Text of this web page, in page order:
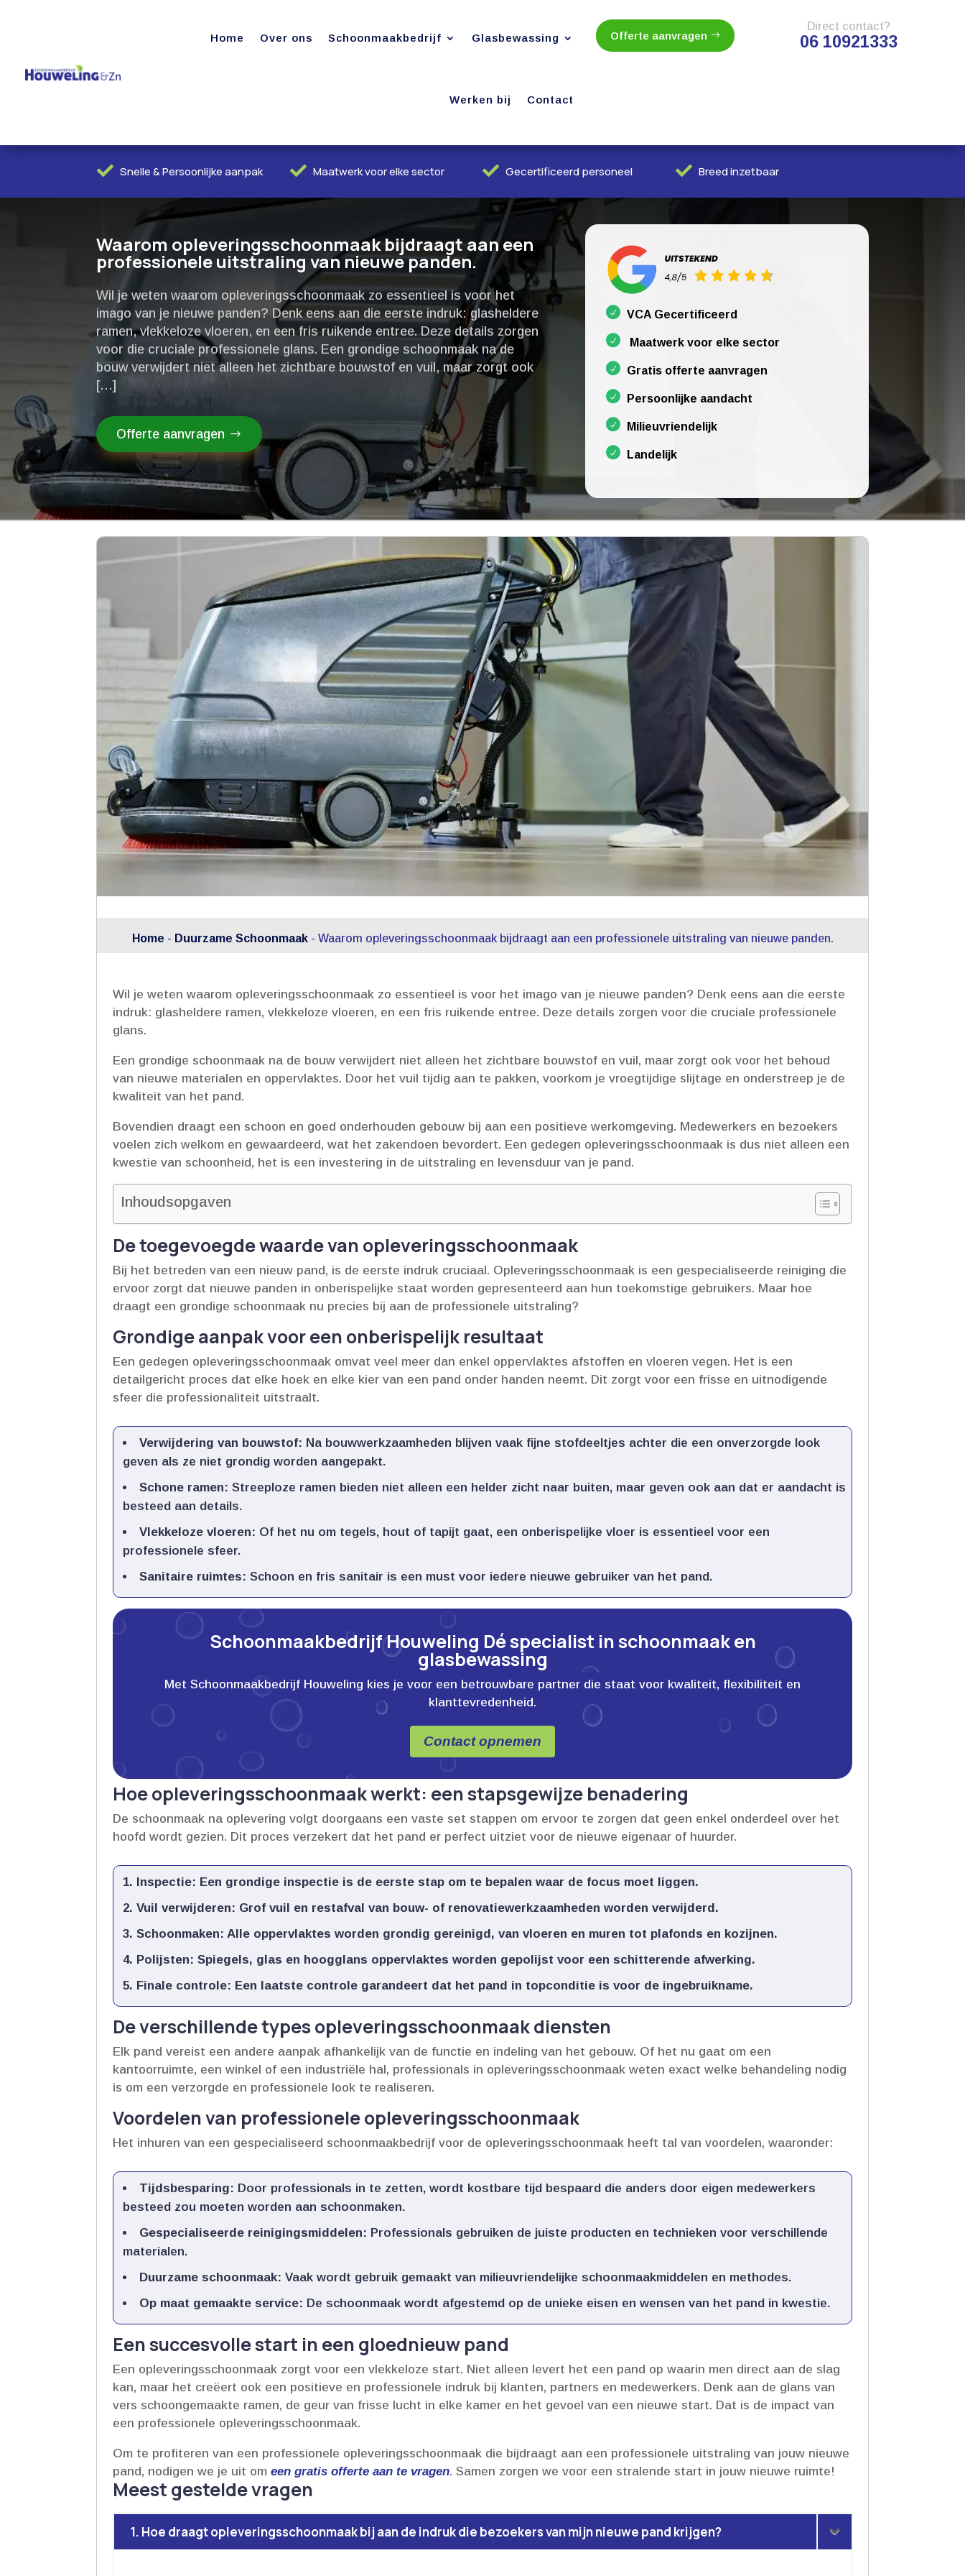
Home Over ons Schoonmaakbedrijf Glasbewassing
Werken bij Contact
Offerte aanvragen
Direct contact?
06 10921333
 Snelle & Persoonlijke aanpak  Maatwerk voor elke sector  Gecertificeerd personeel  Breed inzetbaar
Waarom opleveringsschoonmaak bijdraagt aan een
professionele uitstraling van nieuwe panden.​
Wil je weten waarom opleveringsschoonmaak zo essentieel is voor het
imago van je nieuwe panden? Denk eens aan die eerste indruk: glasheldere
ramen, vlekkeloze vloeren, en een fris ruikende entree.​ Deze details zorgen
voor die cruciale professionele glans.​ Een grondige schoonmaak na de
bouw verwijdert niet alleen het zichtbare bouwstof en vuil, maar zorgt ook
[…]
Offerte aanvragen
VCA Gecertificeerd
Maatwerk voor elke sector
Gratis offerte aanvragen
Persoonlijke aandacht
Milieuvriendelijk
Landelijk
Home - Duurzame Schoonmaak- Waarom opleveringsschoonmaak bijdraagt aan een professionele uitstraling van nieuwe panden.​
Wil je weten waarom opleveringsschoonmaak zo essentieel is voor het imago van je nieuwe panden? Denk eens aan die eerste
indruk: glasheldere ramen, vlekkeloze vloeren, en een fris ruikende entree.​ Deze details zorgen voor die cruciale professionele
glans.​
Een grondige schoonmaak na de bouw verwijdert niet alleen het zichtbare bouwstof en vuil, maar zorgt ook voor het behoud
van nieuwe materialen en oppervlaktes.​ Door het vuil tijdig aan te pakken, voorkom je vroegtijdige slijtage en onderstreep je de
kwaliteit van het pand.​
Bovendien draagt een schoon en goed onderhouden gebouw bij aan een positieve werkomgeving.​ Medewerkers en bezoekers
voelen zich welkom en gewaardeerd, wat het zakendoen bevordert.​ Een gedegen opleveringsschoonmaak is dus niet alleen een
kwestie van schoonheid, het is een investering in de uitstraling en levensduur van je pand.​
Inhoudsopgaven
De toegevoegde waarde van opleveringsschoonmaak
Bij het betreden van een nieuw pand, is de eerste indruk cruciaal.​ Opleveringsschoonmaak is een gespecialiseerde reiniging die
ervoor zorgt dat nieuwe panden in onberispelijke staat worden gepresenteerd aan hun toekomstige gebruikers.​ Maar hoe
draagt een grondige schoonmaak nu precies bij aan de professionele uitstraling?
Grondige aanpak voor een onberispelijk resultaat
Een gedegen opleveringsschoonmaak omvat veel meer dan enkel oppervlaktes afstoffen en vloeren vegen.​ Het is een
detailgericht proces dat elke hoek en elke kier van een pand onder handen neemt.​ Dit zorgt voor een frisse en uitnodigende
sfeer die professionaliteit uitstraalt.​
Verwijdering van bouwstof: Na bouwwerkzaamheden blijven vaak fijne stofdeeltjes achter die een onverzorgde look
geven als ze niet grondig worden aangepakt.​
Schone ramen: Streeploze ramen bieden niet alleen een helder zicht naar buiten, maar geven ook aan dat er aandacht is
besteed aan details.​
Vlekkeloze vloeren: Of het nu om tegels, hout of tapijt gaat, een onberispelijke vloer is essentieel voor een
professionele sfeer.​
Sanitaire ruimtes: Schoon en fris sanitair is een must voor iedere nieuwe gebruiker van het pand.​
Schoonmaakbedrijf Houweling Dé specialist in schoonmaak en
glasbewassing
Met Schoonmaakbedrijf Houweling kies je voor een betrouwbare partner die staat voor kwaliteit, flexibiliteit en
klanttevredenheid.
Contact opnemen
Hoe opleveringsschoonmaak werkt: een stapsgewijze benadering
De schoonmaak na oplevering volgt doorgaans een vaste set stappen om ervoor te zorgen dat geen enkel onderdeel over het
hoofd wordt gezien.​ Dit proces verzekert dat het pand er perfect uitziet voor de nieuwe eigenaar of huurder.​
Inspectie: Een grondige inspectie is de eerste stap om te bepalen waar de focus moet liggen.​
Vuil verwijderen: Grof vuil en restafval van bouw- of renovatiewerkzaamheden worden verwijderd.​
Schoonmaken: Alle oppervlaktes worden grondig gereinigd, van vloeren en muren tot plafonds en kozijnen.​
Polijsten: Spiegels, glas en hoogglans oppervlaktes worden gepolijst voor een schitterende afwerking.​
Finale controle: Een laatste controle garandeert dat het pand in topconditie is voor de ingebruikname.​
De verschillende types opleveringsschoonmaak diensten
Elk pand vereist een andere aanpak afhankelijk van de functie en indeling van het gebouw.​ Of het nu gaat om een
kantoorruimte, een winkel of een industriële hal, professionals in opleveringsschoonmaak weten exact welke behandeling nodig
is om een verzorgde en professionele look te realiseren.​
Voordelen van professionele opleveringsschoonmaak
Het inhuren van een gespecialiseerd schoonmaakbedrijf voor de opleveringsschoonmaak heeft tal van voordelen, waaronder:
Tijdsbesparing: Door professionals in te zetten, wordt kostbare tijd bespaard die anders door eigen medewerkers
besteed zou moeten worden aan schoonmaken.​
Gespecialiseerde reinigingsmiddelen: Professionals gebruiken de juiste producten en technieken voor verschillende
materialen.​
Duurzame schoonmaak: Vaak wordt gebruik gemaakt van milieuvriendelijke schoonmaakmiddelen en methodes.​
Op maat gemaakte service: De schoonmaak wordt afgestemd op de unieke eisen en wensen van het pand in kwestie.​
Een succesvolle start in een gloednieuw pand
Een opleveringsschoonmaak zorgt voor een vlekkeloze start.​ Niet alleen levert het een pand op waarin men direct aan de slag
kan, maar het creëert ook een positieve en professionele indruk bij klanten, partners en medewerkers.​ Denk aan de glans van
vers schoongemaakte ramen, de geur van frisse lucht in elke kamer en het gevoel van een nieuwe start.​ Dat is de impact van
een professionele opleveringsschoonmaak.​
Om te profiteren van een professionele opleveringsschoonmaak die bijdraagt aan een professionele uitstraling van jouw nieuwe
pand, nodigen we je uit omeen gratis offerte aan te vragen.​ Samen zorgen we voor een stralende start in jouw nieuwe ruimte!
Meest gestelde vragen
1. Hoe draagt opleveringsschoonmaak bij aan de indruk die bezoekers van mijn nieuwe pand krijgen?